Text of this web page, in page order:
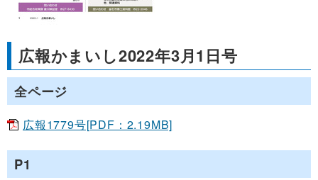
広報かまいし2022年3月1日号
全ページ
広報1779号[PDF：2.19MB]
P1